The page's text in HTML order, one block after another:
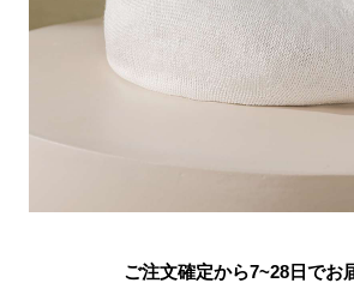
ご注文確定から7~28日でお